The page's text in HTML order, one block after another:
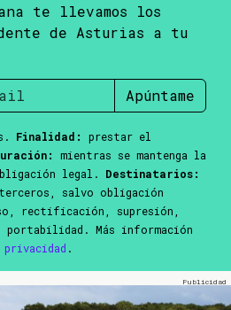
te llevamos los
de Asturias a tu
Apúntame
Finalidad:
prestar el
mientras se mantenga la
legal. Destinatarios:
salvo obligación
rectificación, supresión,
Más información
.